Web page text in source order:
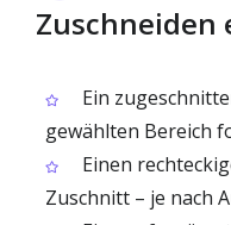
Zuschneiden
Ein
gewählten Bereich
Einen
Zuschnitt – je nach